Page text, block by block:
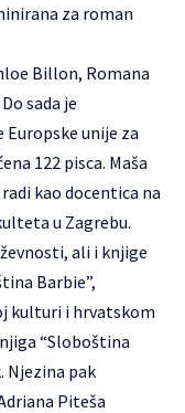
za roman
Billon, Romana
sada je
unije za
122 pisca. Maša
kao docentica na
u Zagrebu.
ali i knjige
Barbie”,
kulturi i hrvatskom
“Sloboština
Njezina pak
Piteša